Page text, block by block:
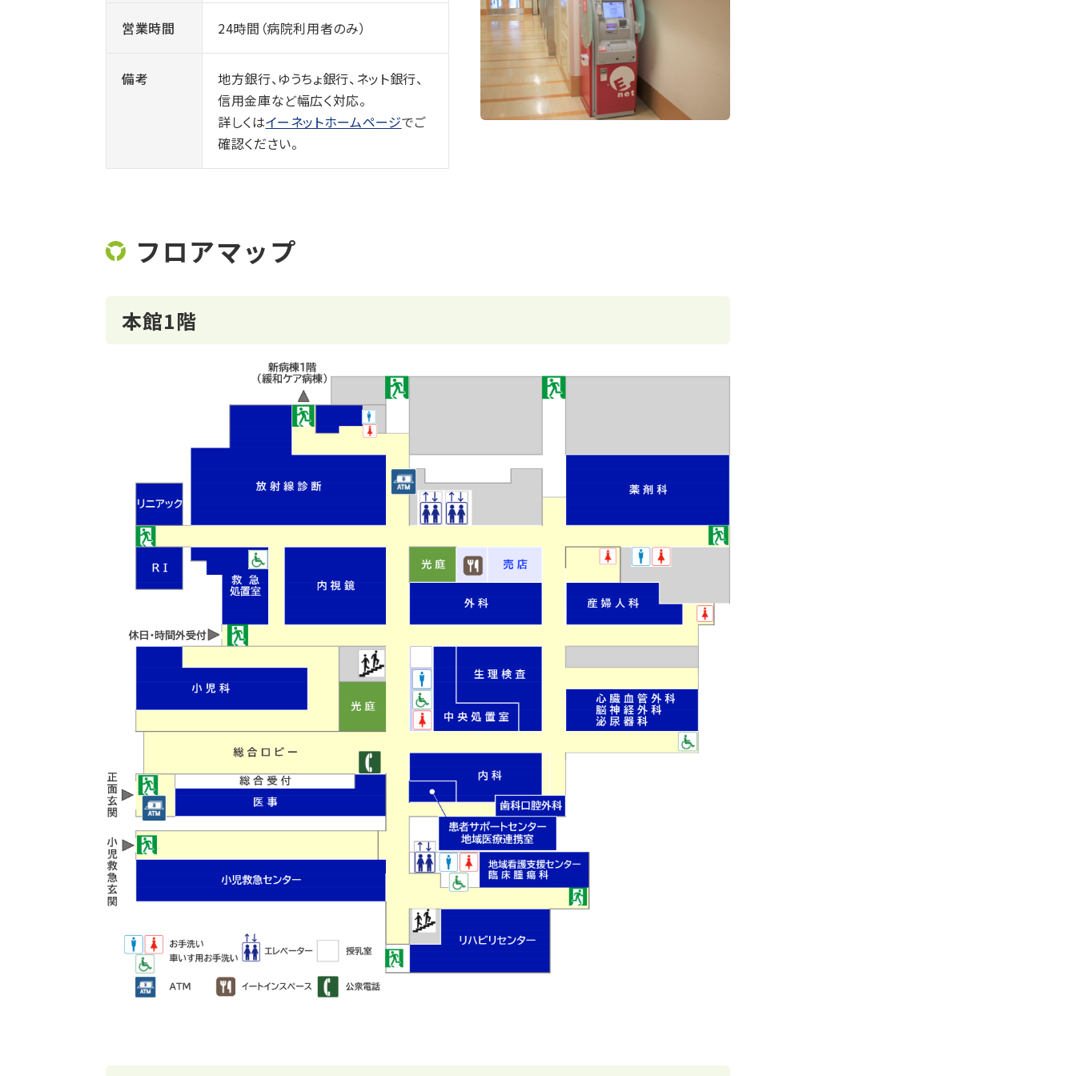
営業時間 24時間（病院利用者のみ）
備考
地方銀行、ゆうちょ銀行、ネット銀行、
信用金庫など幅広く対応。
詳しくはイーネットホームページでご
確認ください。
フロアマップ
本館1階